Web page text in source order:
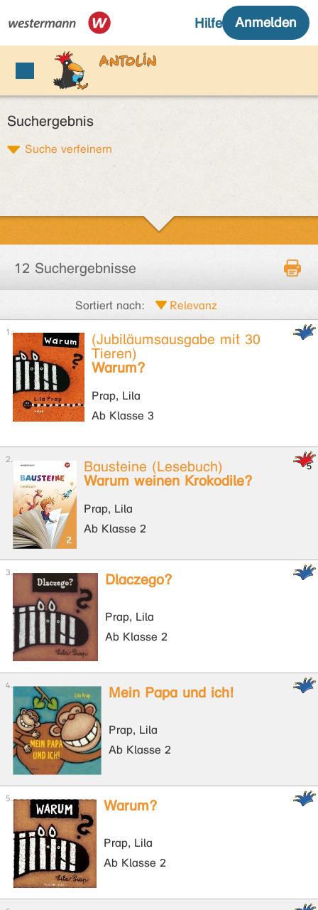
Suchergebnis
Suche verfeinern
12 Suchergebnisse
Sortiert nach:
(Jubiläumsausgabe mit 30
Tieren)
Warum?
Prap, Lila
Ab Klasse 3
Bausteine (Lesebuch)
Warum weinen Krokodile?
Prap, Lila
Ab Klasse 2
Dlaczego?
Prap, Lila
Ab Klasse 2
Mein Papa und ich!
Prap, Lila
Ab Klasse 2
Warum?
Prap, Lila
Ab Klasse 2